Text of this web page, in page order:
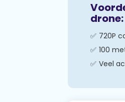
drone:
720P
100
Veel